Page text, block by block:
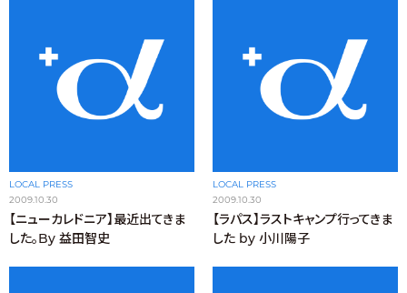
LOCAL PRESS
2009.10.30
【ニューカレドニア】最近出てきま
した。By 益田智史
LOCAL PRESS
2009.10.30
【ラパス】ラストキャンプ行ってきま
した by 小川陽子